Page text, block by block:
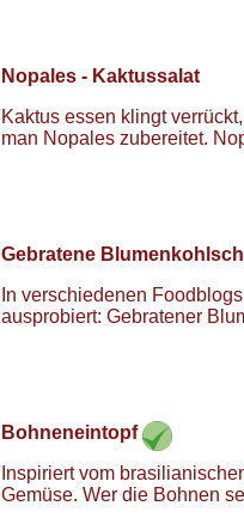
Nopales - Kaktussalat
Kaktus essen klingt
man Nopales zubereitet.
Gebratene
In verschiedenen
ausprobiert: Gebratener
Bohneneintopf
Inspiriert vom
Gemüse. Wer die Bohnen